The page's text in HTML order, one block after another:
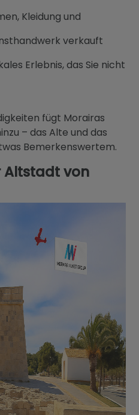
Kleidung und
verkauft
Erlebnis, das Sie nicht
fügt Morairas
– das Alte und das
Bemerkenswertem.
Altstadt von